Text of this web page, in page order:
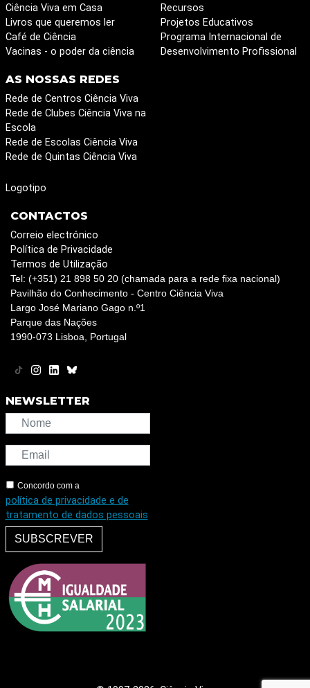
Ciência Viva em Casa
Livros que queremos ler
Café de Ciência
Vacinas - o poder da ciência
Recursos
Projetos Educativos
Programa Internacional de
Desenvolvimento Profissional
AS NOSSAS REDES
Rede de Centros Ciência Viva
Rede de Clubes Ciência Viva na
Escola
Rede de Escolas Ciência Viva
Rede de Quintas Ciência Viva
Logotipo
CONTACTOS
Correio electrónico
Política de Privacidade
Termos de Utilização
Tel: (+351) 21 898 50 20 (chamada para a rede fixa nacional)
Pavilhão do Conhecimento - Centro Ciência Viva
Largo José Mariano Gago n.º1
Parque das Nações
1990-073 Lisboa, Portugal
NEWSLETTER
Concordo com a
política de privacidade e de
tratamento de dados pessoais
SUBSCREVER